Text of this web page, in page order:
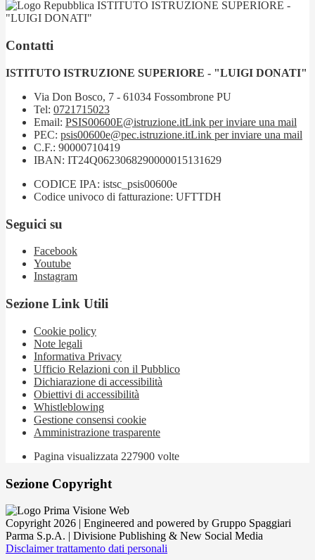
ISTITUTO ISTRUZIONE SUPERIORE -
"LUIGI DONATI"
Contatti
ISTITUTO ISTRUZIONE SUPERIORE - "LUIGI DONATI"
Via Don Bosco, 7 - 61034 Fossombrone PU
Tel: 0721715023
Email: PSIS00600E@istruzione.itLink per inviare una mail
PEC: psis00600e@pec.istruzione.itLink per inviare una mail
C.F.: 90000710419
IBAN: IT24Q0623068290000015131629
CODICE IPA: istsc_psis00600e
Codice univoco di fatturazione: UFTTDH
Seguici su
Facebook
Youtube
Instagram
Sezione Link Utili
Cookie policy
Note legali
Informativa Privacy
Ufficio Relazioni con il Pubblico
Dichiarazione di accessibilità
Obiettivi di accessibilità
Whistleblowing
Gestione consensi cookie
Amministrazione trasparente
Pagina visualizzata 227900 volte
Sezione Copyright
Copyright 2026 | Engineered and powered by Gruppo Spaggiari
Parma S.p.A. | Divisione Publishing & New Social Media
Disclaimer trattamento dati personali